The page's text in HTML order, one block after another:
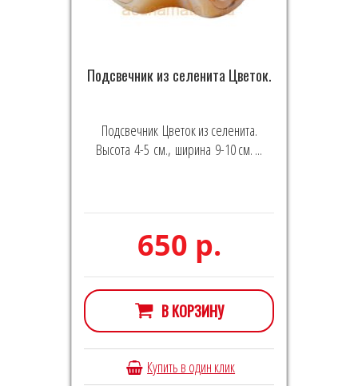
Подсвечник из селенита Цветок.
Подсвечник Цветок из селенита.
Высота 4-5 см., ширина 9-10 см. ...
650 р.
В КОРЗИНУ
Купить в один клик